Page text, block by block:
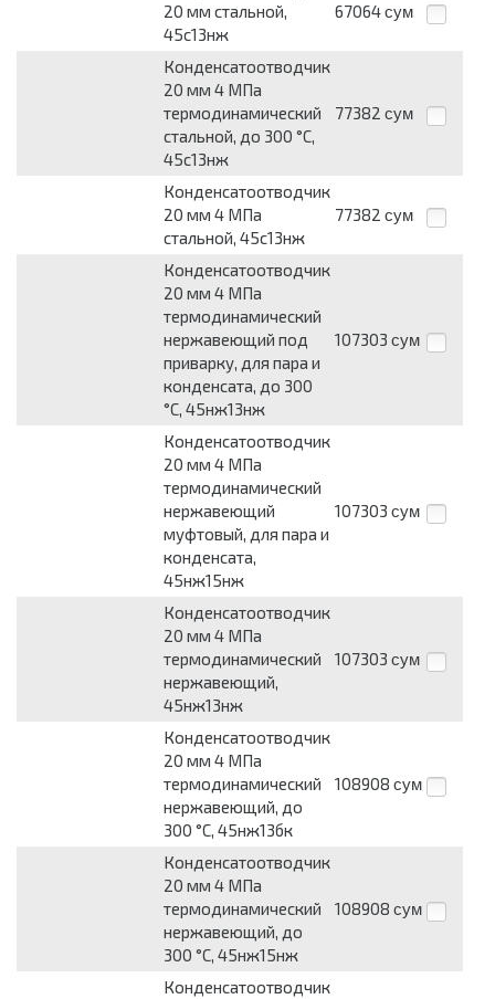
20 мм стальной,
45с13нж
67064 сум
Конденсатоотводчик
20 мм 4 МПа
термодинамический
стальной, до 300 °С,
45с13нж
77382 сум
Конденсатоотводчик
20 мм 4 МПа
стальной, 45с13нж
77382 сум
Конденсатоотводчик
20 мм 4 МПа
термодинамический
нержавеющий под
приварку, для пара и
конденсата, до 300
°С, 45нж13нж
107303 сум
Конденсатоотводчик
20 мм 4 МПа
термодинамический
нержавеющий
муфтовый, для пара и
конденсата,
45нж15нж
107303 сум
Конденсатоотводчик
20 мм 4 МПа
термодинамический
нержавеющий,
45нж13нж
107303 сум
Конденсатоотводчик
20 мм 4 МПа
термодинамический
нержавеющий, до
300 °С, 45нж13бк
108908 сум
Конденсатоотводчик
20 мм 4 МПа
термодинамический
нержавеющий, до
300 °С, 45нж15нж
108908 сум
Конденсатоотводчик